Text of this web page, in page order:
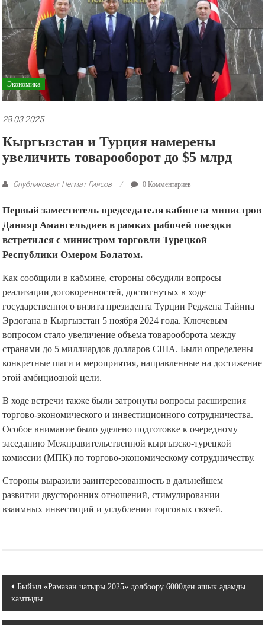
рекламные
ролики
и
презентации.
Экономика
28.03.2025
Кыргызстан и Турция намерены
увеличить товарооборот до $5 млрд
Опубликовал: Негмат Гиясов 0 Комментариев
Первый заместитель председателя кабинета министров
Данияр Амангельдиев в рамках рабочей поездки
встретился с министром торговли Турецкой
Республики Омером Болатом.
Как сообщили в кабмине, стороны обсудили вопросы
реализации договоренностей, достигнутых в ходе
государственного визита президента Турции Реджепа Тайипа
Эрдогана в Кыргызстан 5 ноября 2024 года. Ключевым
вопросом стало увеличение объема товарооборота между
странами до 5 миллиардов долларов США. Были определены
конкретные шаги и мероприятия, направленные на достижение
этой амбициозной цели.
В ходе встречи также были затронуты вопросы расширения
торгово-экономического и инвестиционного сотрудничества.
Особое внимание было уделено подготовке к очередному
заседанию Межправительственной кыргызско-турецкой
комиссии (МПК) по торгово-экономическому сотрудничеству.
Стороны выразили заинтересованность в дальнейшем
развитии двусторонних отношений, стимулировании
взаимных инвестиций и углублении торговых связей.
Навигация
по
Быйыл «Рамазан чатыры 2025» долбоору 6000ден ашык адамды
камтыды